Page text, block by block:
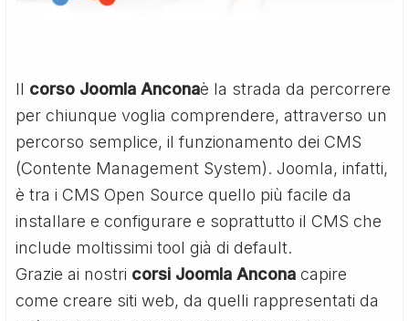
Il corso Joomla Anconaè la strada da percorrere
per chiunque voglia comprendere, attraverso un
percorso semplice, il funzionamento dei CMS
(Contente Management System). Joomla, infatti,
è tra i CMS Open Source quello più facile da
installare e configurare e soprattutto il CMS che
include moltissimi tool già di default.
Grazie ai nostri corsi Joomla Ancona capire
come creare siti web, da quelli rappresentati da